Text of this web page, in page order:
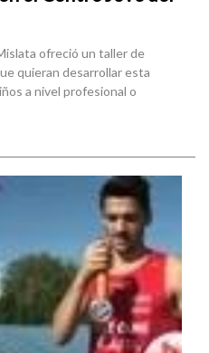
ofreció un taller de
quieran desarrollar esta
a nivel profesional o